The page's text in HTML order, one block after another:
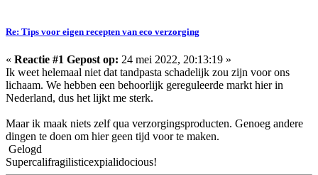
Re: Tips voor eigen recepten van eco verzorging
« Reactie #1 Gepost op: 24 mei 2022, 20:13:19 »
Ik weet helemaal niet dat tandpasta schadelijk zou zijn voor ons
lichaam. We hebben een behoorlijk gereguleerde markt hier in
Nederland, dus het lijkt me sterk.
Maar ik maak niets zelf qua verzorgingsproducten. Genoeg andere
dingen te doen om hier geen tijd voor te maken.
Gelogd
Supercalifragilisticexpialidocious!